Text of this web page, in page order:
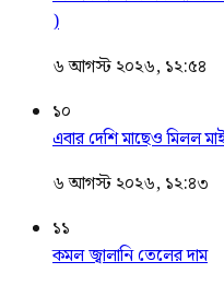
)
৬ আগস্ট ২০২৬, ১২:৫৪
১০
এবার দেশি মাছেও মিলল
৬ আগস্ট ২০২৬, ১২:৪৩
১১
কমল জ্বালানি তেলের দাম